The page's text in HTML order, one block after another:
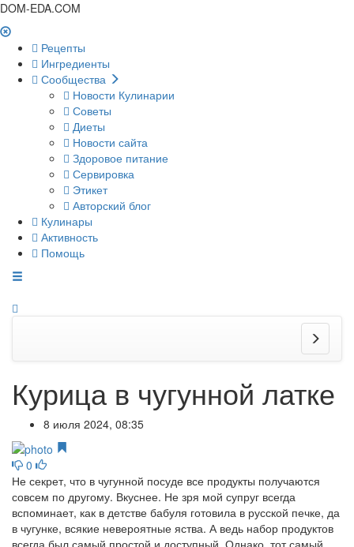
DOM-EDA.COM
Рецепты
Ингредиенты
Сообщества
Новости Кулинарии
Советы
Диеты
Новости сайта
Здоровое питание
Сервировка
Этикет
Авторский блог
Кулинары
Активность
Помощь
Курица в чугунной латке
8 июля 2024, 08:35
0
Не секрет, что в чугунной посуде все продукты получаются
совсем по другому. Вкуснее. Не зря мой супруг всегда
вспоминает, как в детстве бабуля готовила в русской печке, да
в чугунке, всякие невероятные яства. А ведь набор продуктов